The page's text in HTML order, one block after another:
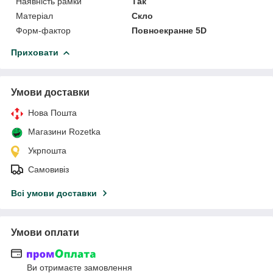
Матеріал
Скло
Форм-фактор
Повноекранне 5D
Приховати
Умови доставки
Нова Пошта
Магазини Rozetka
Укрпошта
Самовивіз
Всі умови доставки
Умови оплати
Ви отримаєте замовлення